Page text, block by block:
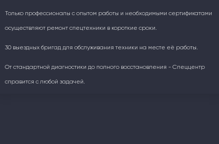
Только профессионалы с опытом работы и необходимыми сертификатами
осуществляют ремонт спецтехники в короткие сроки.
30 выездных бригад для обслуживания техники на месте её работы.
От стандартной диагностики до полного восстановления - Спеццентр
справится с любой задачей.